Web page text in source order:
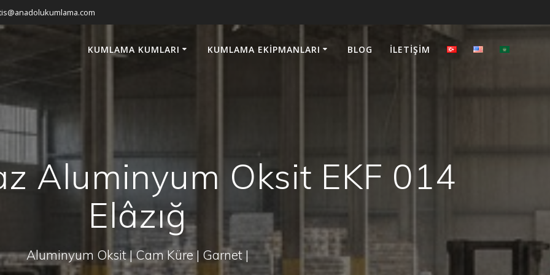
KUMLAMA KUMLARI KUMLAMA EKIPMANLARI BLOG İLETIŞIM
Aluminyum Oksit EKF 014
Elâzığ
Aluminyum Oksit | Cam Küre | Garnet |